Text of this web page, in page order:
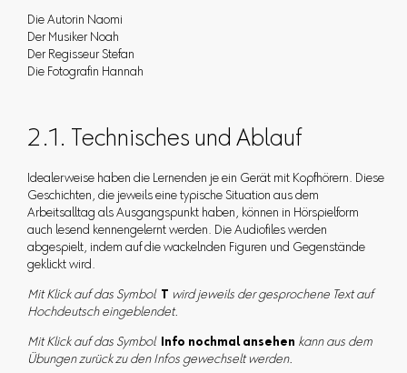
Die Autorin Naomi
Der Musiker Noah
Der Regisseur Stefan
Die Fotografin Hannah
2.1. Technisches und Ablauf
Idealerweise haben die Lernenden je ein Gerät mit Kopfhörern. Diese
Geschichten, die jeweils eine typische Situation aus dem
Arbeitsalltag als Ausgangspunkt haben, können in Hörspielform
auch lesend kennengelernt werden. Die Audiofiles werden
abgespielt, indem auf die wackelnden Figuren und Gegenstände
geklickt wird.
Mit Klick auf das Symbol T
wird jeweils der gesprochene Text auf
Hochdeutsch eingeblendet.
Mit Klick auf das Symbol Info nochmal ansehen kann aus dem
Übungen zurück zu den Infos gewechselt werden.